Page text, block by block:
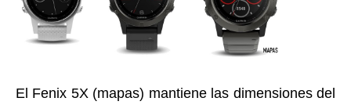
El Fenix 5X (mapas) mantiene las dimensiones del